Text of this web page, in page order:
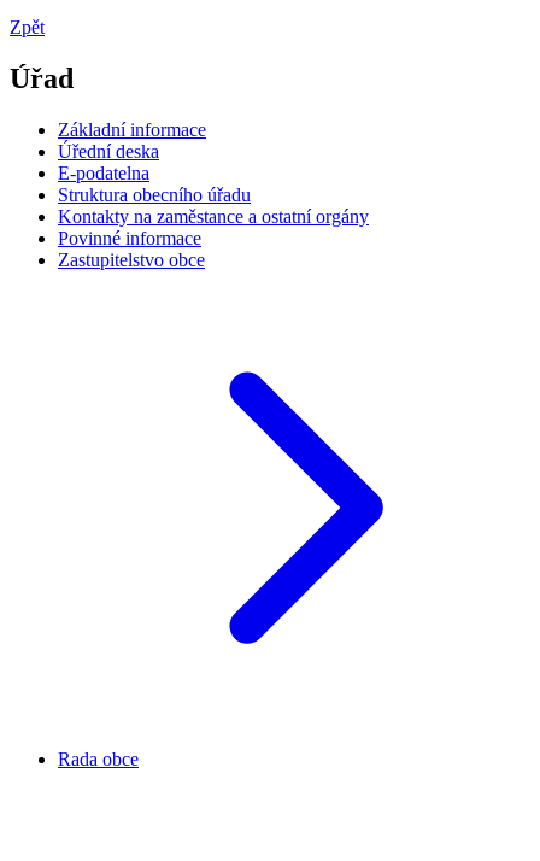
Zpět
Úřad
Základní informace
Úřední deska
E-podatelna
Struktura obecního úřadu
Kontakty na zaměstance a ostatní orgány
Povinné informace
Zastupitelstvo obce
Rada obce